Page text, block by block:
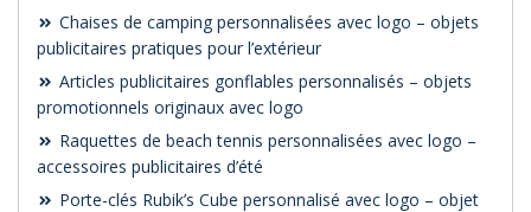
Chaises de camping personnalisées avec logo – objets
publicitaires pratiques pour l’extérieur
Articles publicitaires gonflables personnalisés – objets
promotionnels originaux avec logo
Raquettes de beach tennis personnalisées avec logo –
accessoires publicitaires d’été
Porte-clés Rubik’s Cube personnalisé avec logo – objet